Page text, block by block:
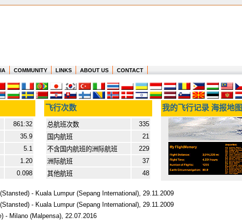
flown?
the air?
and see!
COMMUNITY LINKS ABOUT US CONTACT
飞行次数 我的飞行记录 海报地图
861:32
35.9
5.1
1.20
0.098
总航班次数
335
国内航班
21
不含国内航班的洲际航班
229
洲际航班
37
其他航班
48
- Kuala Lumpur (Sepang International), 29.11.2009
- Kuala Lumpur (Sepang International), 29.11.2009
- Milano (Malpensa), 22.07.2016